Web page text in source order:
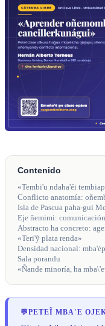
Contenido
«Tembi'u ndaha'éi
Conflicto anatomía:
Isla de Pascua paha-gui
Eje ñemimi: comunicación
Abstracto ha concreto:
«Teri'ỹ plata renda»
Densidad nacional:
Sala porandu
«Ñande minoría, ha
💬PETEĨ MBA'E